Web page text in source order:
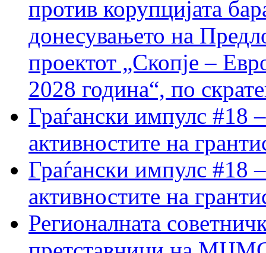
против корупцијата
донесувањето на
проектот „Скопје –
2028 година“, по
Граѓански импулс #18
активностите на
Граѓански импулс #18
активностите на
Регионалната